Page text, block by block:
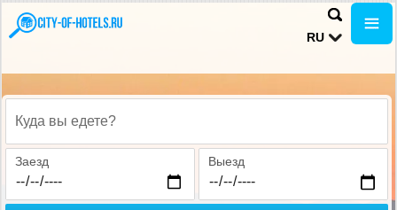
RU
Куда вы едете?
Заезд Выезд